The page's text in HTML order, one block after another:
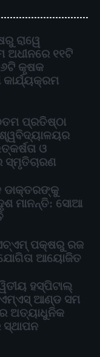
ରାୱେ
ଅଧୀନରେ ୧୧ଟି
କୃଷକ
ପ୍ରତିଷ୍ଠା
ଓ
ଡାକ୍ତରଙ୍କୁ
ମାନନ୍ତି: ସୋଆ
ପକ୍ଷରୁ ରଜ
ଆୟୋଜିତ
ହସ୍ପିଟାଲ୍
ଆଣ୍ଡ ସମ
ଅତ୍ୟାଧୁନିକ
ସ୍ଥାପନ